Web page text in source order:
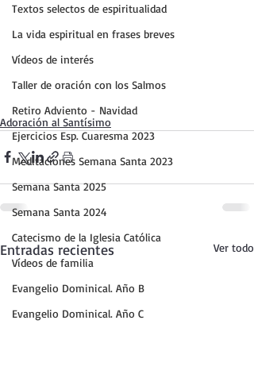
Textos selectos de espiritualidad
La vida espiritual en frases breves
Vídeos de interés
Taller de oración con los Salmos
Retiro Adviento - Navidad
Ejercicios Esp. Cuaresma 2023
Meditaciones Semana Santa 2023
Semana Santa 2025
Semana Santa 2024
Catecismo de la Iglesia Católica
Vídeos de familia
Evangelio Dominical. Año B
Evangelio Dominical. Año C
Adoración al Santísimo
Entradas recientes Ver todo